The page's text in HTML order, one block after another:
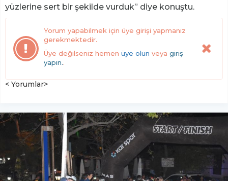
yüzlerine sert bir şekilde vurduk” diye konuştu.
Yorum yapabilmek için üye girişi yapmanız
gerekmektedir.
Üye değilseniz hemen üye olun veya giriş
yapın..
< Yorumlar>